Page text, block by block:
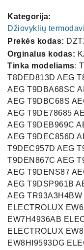
Kategorija:
Džiovyklių
Prekės kodas:
Orginalus kodas:
Tinka modeliams:
T8DED813D AEG
AEG T9DBA68SC
AEG T9DBC68S
AEG T9DE78685
AEG T9DEB969C
AEG T9DEC856D
T9DEC957D AEG
T9DEN867C AEG
AEG T9DENS87
AEG T9DSP961B
AEG
ELECTROLUX
EW7H4936AB
ELECTROLUX
EW8HI9593DG